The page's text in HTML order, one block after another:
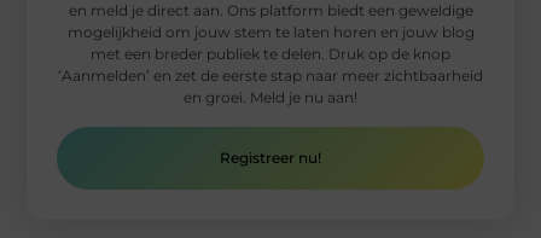
en meld je direct aan. Ons platform biedt een geweldige
mogelijkheid om jouw stem te laten horen en jouw blog
met een breder publiek te delen. Druk op de knop
‘Aanmelden’ en zet de eerste stap naar meer zichtbaarheid
en groei. Meld je nu aan!
Registreer nu!